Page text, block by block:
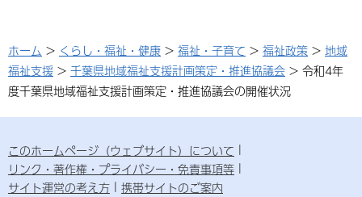
ホーム > くらし・福祉・健康 > 福祉・子育て > 福祉政策 > 地域
福祉支援 > 千葉県地域福祉支援計画策定・推進協議会 > 令和4年
度千葉県地域福祉支援計画策定・推進協議会の開催状況
このホームページ（ウェブサイト）について
リンク・著作権・プライバシー・免責事項等
サイト運営の考え方
携帯サイトのご案内